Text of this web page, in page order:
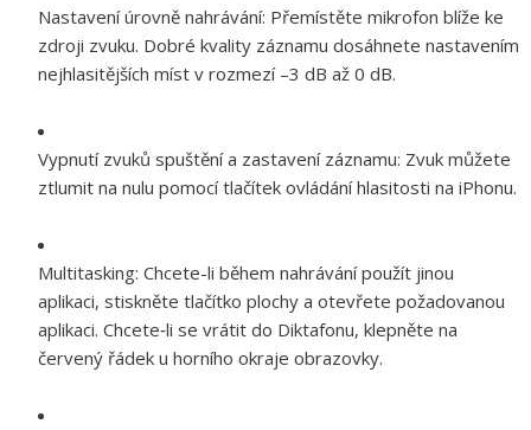
Nastavení úrovně nahrávání: Přemístěte mikrofon blíže ke
zdroji zvuku. Dobré kvality záznamu dosáhnete nastavením
nejhlasitějších míst v rozmezí –3 dB až 0 dB.
Vypnutí zvuků spuštění a zastavení záznamu: Zvuk můžete
ztlumit na nulu pomocí tlačítek ovládání hlasitosti na iPhonu.
Multitasking: Chcete-li během nahrávání použít jinou
aplikaci, stiskněte tlačítko plochy a otevřete požadovanou
aplikaci. Chcete‑li se vrátit do Diktafonu, klepněte na
červený řádek u horního okraje obrazovky.